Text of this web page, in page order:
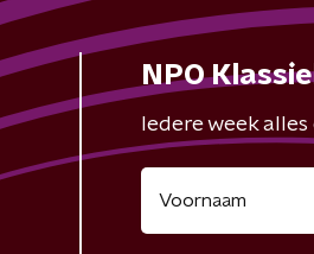
NPO
Iedere week